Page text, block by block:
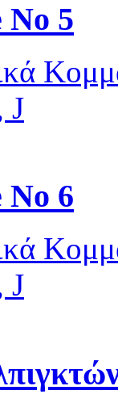
5
J
6
J